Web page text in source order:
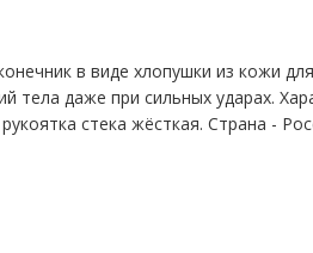
в виде хлопушки из кожи
тела даже при сильных ударах.
стека жёсткая. Страна -